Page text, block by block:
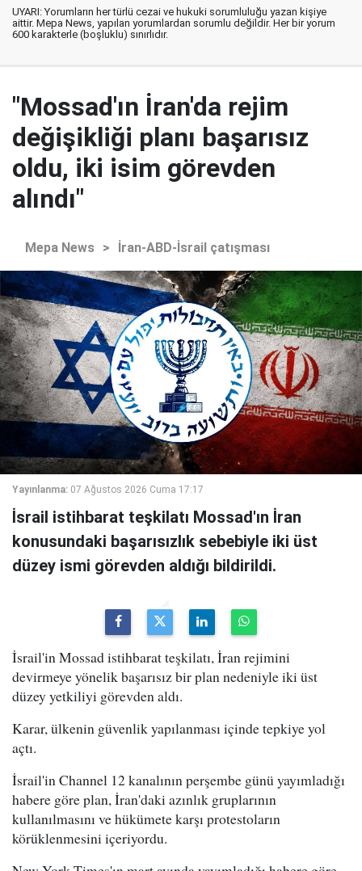
UYARI: Yorumların her türlü cezai ve hukuki sorumluluğu yazan kişiye
aittir. Mepa News, yapılan yorumlardan sorumlu değildir. Her bir yorum
600 karakterle (boşluklu) sınırlıdır.
"Mossad'ın İran'da rejim
değişikliği planı başarısız
oldu, iki isim görevden
alındı"
Mepa News > İran-ABD-İsrail çatışması
Yayınlanma: 07 Ağustos 2026 Cuma 17:17
İsrail istihbarat teşkilatı Mossad'ın İran
konusundaki başarısızlık sebebiyle iki üst
düzey ismi görevden aldığı bildirildi.
İsrail'in Mossad istihbarat teşkilatı, İran rejimini
devirmeye yönelik başarısız bir plan nedeniyle iki üst
düzey yetkiliyi görevden aldı.
Karar, ülkenin güvenlik yapılanması içinde tepkiye yol
açtı.
İsrail'in Channel 12 kanalının perşembe günü yayımladığı
habere göre plan, İran'daki azınlık gruplarının
kullanılmasını ve hükümete karşı protestoların
körüklenmesini içeriyordu.